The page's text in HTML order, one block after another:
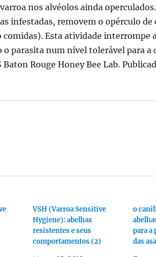
nos alvéolos ainda
infestadas, removem o opérculo de
comidas). Esta atividade interrompe
o parasita num nível tolerável para a
Baton Rouge Honey Bee Lab.
VSH (Varroa Sensitive
Hygiene): abelhas
resistentes e seus
comportamentos (2)
o
para a
das